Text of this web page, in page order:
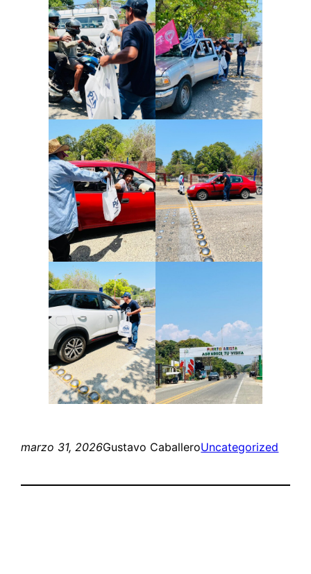
marzo 31, 2026Gustavo CaballeroUncategorized